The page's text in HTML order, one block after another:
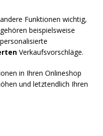
Funktionen wichtig,
beispielsweise
Verkaufsvorschläge.
in Ihren Onlineshop
und letztendlich Ihren